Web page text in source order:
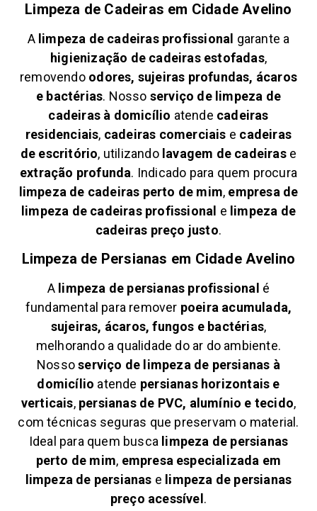
Limpeza de Cadeiras em Cidade Avelino
A limpeza de cadeiras profissional garante a
higienização de cadeiras estofadas,
removendoodores, sujeiras profundas, ácaros
e bactérias. Nosso serviço de limpeza de
cadeiras à domicílio atende cadeiras
residenciais, cadeiras comerciais e cadeiras
de escritório, utilizando lavagem de cadeirase
extração profunda. Indicado para quem procura
limpeza de cadeiras perto de mim, empresa de
limpeza de cadeiras profissional e limpeza de
cadeiras preço justo.
Limpeza de Persianas em Cidade Avelino
A limpeza de persianas profissional é
fundamental para remover poeira acumulada,
sujeiras, ácaros, fungos e bactérias,
melhorando a qualidade do ar do ambiente.
Nossoserviço de limpeza de persianas à
domicílio atende persianas horizontais e
verticais, persianas de PVC, alumínio e tecido,
com técnicas seguras que preservam o material.
Ideal para quem busca limpeza de persianas
perto de mim, empresa especializada em
limpeza de persianas e limpeza de persianas
preço acessível.